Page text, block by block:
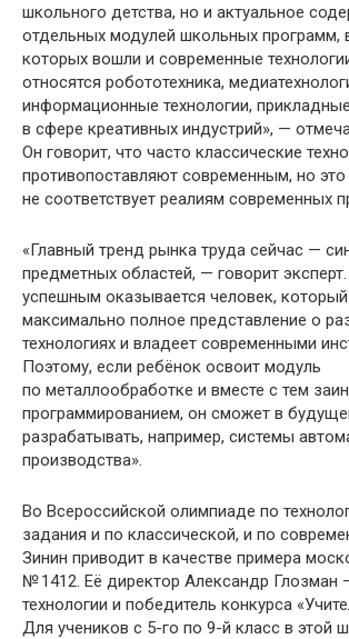
школьного детства, но и актуальное
отдельных модулей школьных программ,
которых вошли и современные
относятся робототехника,
информационные технологии,
в сфере креативных индустрий», —
Он говорит, что часто классические
противопоставляют современным, но это
не соответствует реалиям современных
«Главный тренд рынка труда сейчас —
предметных областей, — говорит
успешным оказывается человек,
максимально полное представление о
технологиях и владеет современными
Поэтому, если ребёнок освоит модуль
по металлообработке и вместе с тем
программированием, он сможет в
разрабатывать, например, системы
производства».
Во Всероссийской олимпиаде по
задания и по классической, и по
Зинин приводит в качестве примера
№ 1412. Её директор Александр Глозман
технологии и победитель конкурса
Для учеников с 5-го по 9-й класс в этой